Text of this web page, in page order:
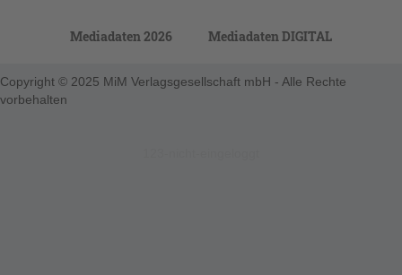
Mediadaten 2026 Mediadaten DIGITAL
Copyright © 2025 MiM Verlagsgesellschaft mbH - Alle Rechte
vorbehalten